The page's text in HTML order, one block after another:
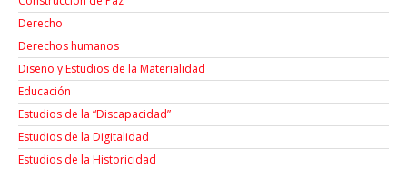
Derecho
Derechos humanos
Diseño y Estudios de la Materialidad
Educación
Estudios de la “Discapacidad”
Estudios de la Digitalidad
Estudios de la Historicidad